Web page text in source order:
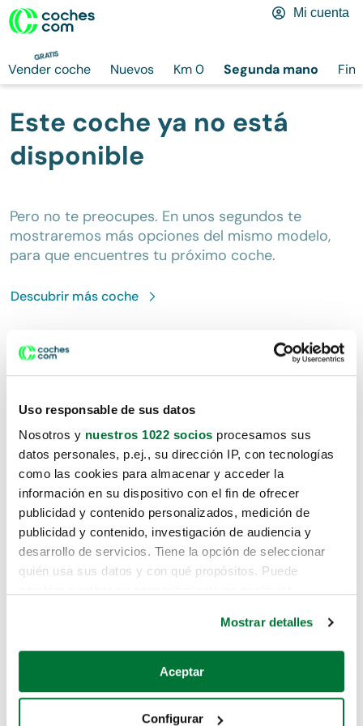
Uso responsable de sus datos
Nosotros y nuestros 1022 socios procesamos sus
datos personales, p.ej., su dirección IP, con tecnologías
como las cookies para almacenar y acceder la
información en su dispositivo con el fin de ofrecer
publicidad y contenido personalizados, medición de
publicidad y contenido, investigación de audiencia y
desarrollo de servicios. Tiene la opción de seleccionar
quién usa sus datos y con qué propósitos. Puede
Si lo permite, también quisiéramos:
Recopilar información sobre su ubicación geográfica
Mostrar detalles
Aceptar
Configurar
GRATIS
Vender coche Nuevos Km 0 Segunda mano
Mi cuenta
Este coche ya no está
disponible
Pero no te preocupes. En unos segundos te
mostraremos más opciones del mismo modelo,
para que encuentres tu próximo coche.
Descubrir máscoche